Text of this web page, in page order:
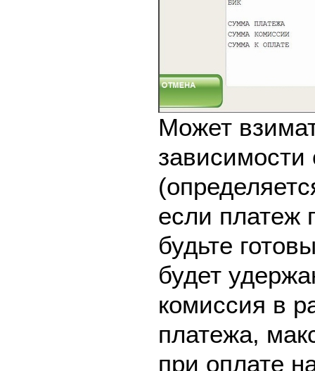
Может
зависимости
если платеж
будьте
будет
комиссия в
платежа,
при оплате